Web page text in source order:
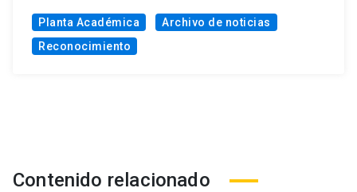
Planta Académica
Archivo de noticias
Reconocimiento
Contenido relacionado